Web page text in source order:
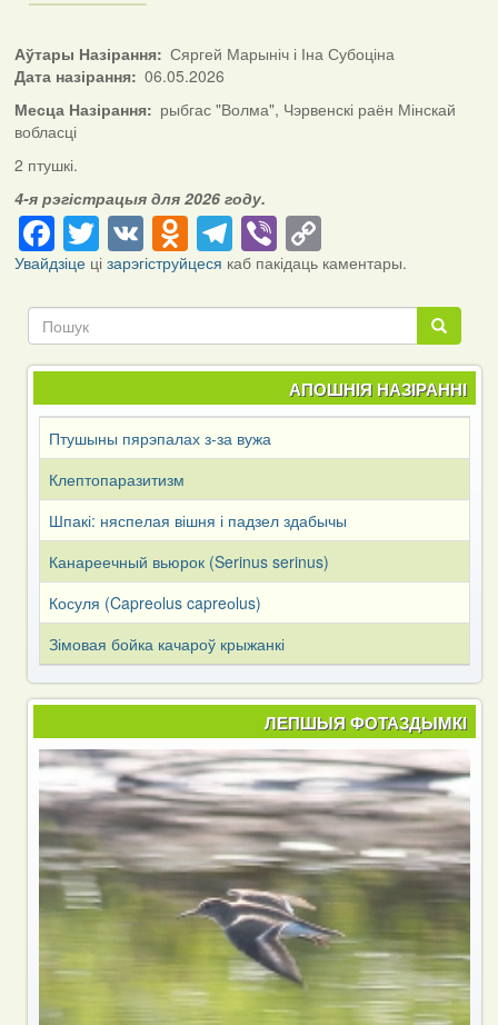
Аўтары Назірання
Сяргей Марыніч і Іна Субоціна
Дата назірання
06.05.2026
Месца Назірання
рыбгас "Волма", Чэрвенскі раён Мінскай
вобласці
2 птушкі.
4-я рэгістрацыя для 2026 году.
Facebook
Twitter
VKOdnoklassniki
Telegram
ViberCopy
Link
Увайдзіцеці зарэгіструйцеся каб пакідаць каментары.
Пошук
Пошук
АПОШНІЯ НАЗІРАННІ
Птушыны пярэпалах з-за вужа
Клептопаразитизм
Шпакі: няспелая вішня і падзел здабычы
Канареечный вьюрок (Serinus serinus)
Косуля (Capreоlus capreоlus)
Зімовая бойка качароў крыжанкі
ЛЕПШЫЯ ФОТАЗДЫМКІ